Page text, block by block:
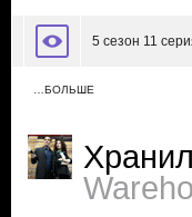
5 сезон 11
…БОЛЬШЕ